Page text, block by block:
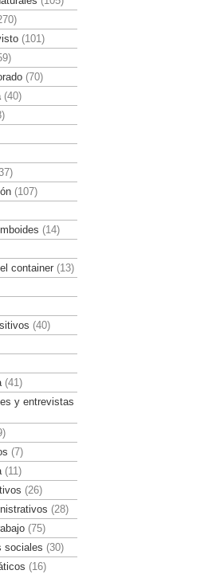
(101)
(70)
(40)
(107)
(14)
container(13)
(40)
(41)
y entrevistas
(7)
(11)
(26)
(28)
(75)
sociales (30)
(16)